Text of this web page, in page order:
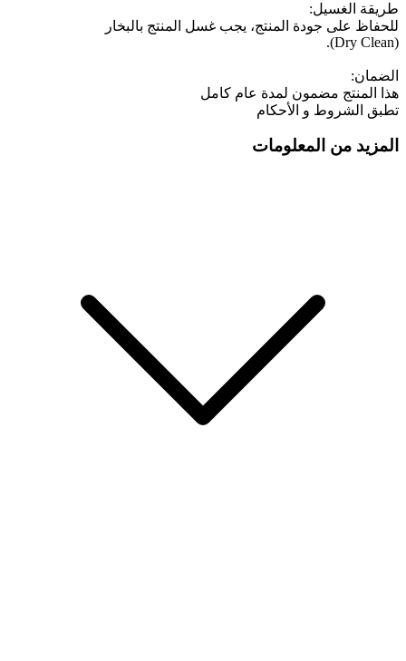
طريقة الغسيل:
للحفاظ على جودة المنتج، يجب غسل المنتج بالبخار
(Dry Clean).
الضمان:
هذا المنتج مضمون لمدة عام كامل
تطبق الشروط و الأحكام
المزيد من المعلومات